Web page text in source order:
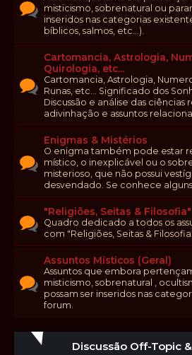
misticismo, sobrenatural ou
inseridos nas categorias
bíblicos, salmos, etc...).
Cartomancia, Astrologia,
Quirologia, etc...
Cartomancia, Astrologia,
Runas, etc... Significado dos
Discussão e análise das ciências
adivinhação e assuntos
Enigmas & Mistérios
O enigma também pode estar
místico, o inexplicável ou o
misterioso, que não possui
desvendado. Se conhece alguns
"Religiões, Seitas &
Quadro dedicado a todos os
com "Religiões, Seitas &
Assuntos Místicos (Geral)
Assuntos que embora
misticismo, sobrenatural ,
possam ser inseridos nas
forum.
Discussão Off-Topic